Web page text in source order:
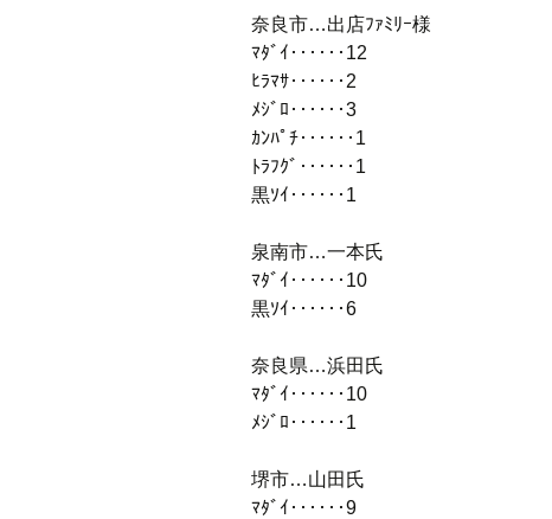
奈良市…出店ﾌｧﾐﾘｰ様
ﾏﾀﾞｲ‥‥‥12
ﾋﾗﾏｻ‥‥‥2
ﾒｼﾞﾛ‥‥‥3
ｶﾝﾊﾟﾁ‥‥‥1
ﾄﾗﾌｸﾞ‥‥‥1
黒ｿｲ‥‥‥1
泉南市…一本氏
ﾏﾀﾞｲ‥‥‥10
黒ｿｲ‥‥‥6
奈良県…浜田氏
ﾏﾀﾞｲ‥‥‥10
ﾒｼﾞﾛ‥‥‥1
堺市…山田氏
ﾏﾀﾞｲ‥‥‥9